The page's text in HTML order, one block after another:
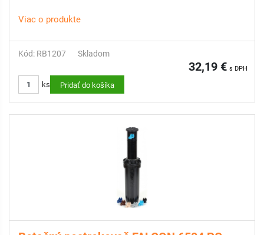
- pre uľahčenie kombinovania postrekovačov s rôznou
celom okruhu
Viac o produkte
Kód: RB1207 Skladom
32,19 € s DPH
ks Pridať do košíka